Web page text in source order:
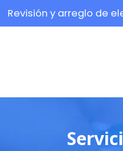
Revisión y arreglo de